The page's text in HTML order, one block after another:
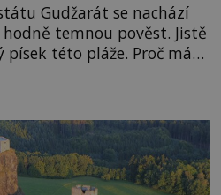
Gudžarát se nachází
temnou pověst. Jistě
této pláže. Proč má
jsou
došlo k nevysvětlitelným
na pláž Dumas ve městě